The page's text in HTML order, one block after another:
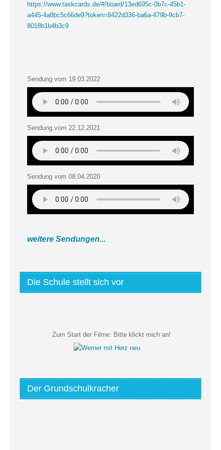
https://www.taskcards.de/#/board/13ed695c-0b7c-45b1-
a445-4a8bc5c66de9?token=8422d336-ba6a-479b-9cb7-
8018b1b4b3c9
Sendung vom 19.03.2022
Sendung vom 22.12.2021
Sendung vom 08.04.2020
weitere Sendungen...
Die Schule stellt sich vor
Zum Start der Filme: Bitte klickt mich an!
Der Grundschulkracher